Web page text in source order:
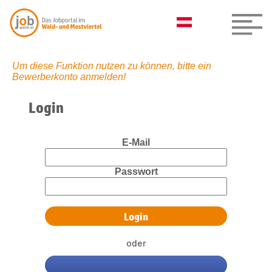
Um diese Funktion nutzen zu können, bitte ein
Bewerberkonto anmelden!
Login
E-Mail
Passwort
oder